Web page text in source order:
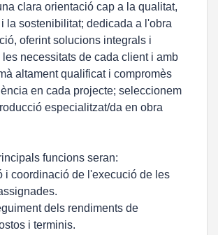
clara orientació cap a la qualitat,
la sostenibilitat; dedicada a l'obra
oferint solucions integrals i
necessitats de cada client i amb
altament qualificat i compromès
en cada projecte; seleccionem
especialitzat/da en obra
funcions seran:
i coordinació de l'execució de les
dels rendiments de
i terminis.